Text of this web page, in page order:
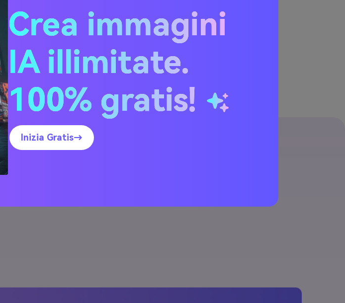
Generator
AI in 3 semplici
Crea immagini
IA illimitate.
100% gratis!
Inizia Gratis→